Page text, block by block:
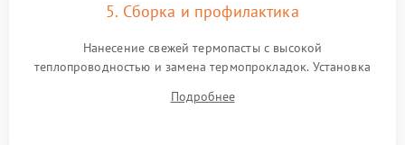
5. Сборка и профилактика
Нанесение свежей термопасты с высокой
теплопроводностью и замена термопрокладок. Установка
шлейфов, модулей памяти и накопителей. Предварительная
Подробнее